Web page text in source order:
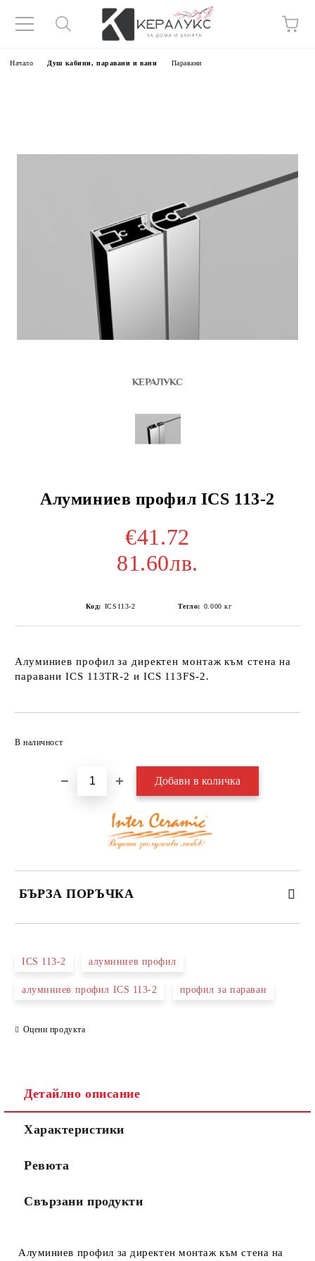
Начало Душ кабини, паравани и вани Паравани
Алуминиев профил ICS 113-2
€41.72
81.60лв.
Код: ICS113-2 Тегло: 0.000 кг
Алуминиев профил за директен монтаж към стена на
параваниICS 113TR-2 и ICS 113FS-2.
В наличност
БЪРЗА ПОРЪЧКА
Съгласен съм с
ICS 113-2 алуминиев профил
алуминиев профил ICS 113-2 профил за параван
Оцени продукта
Детайлно описание
Характеристики
Ревюта
Свързани продукти
Алуминиев профил за директен монтаж към стена на